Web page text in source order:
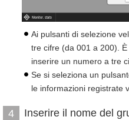
Ai pulsanti di selezione
tre cifre (da 001 a 200).
inserire un numero a tre
Se si seleziona un
le informazioni registrate
4 Inserire il nome del